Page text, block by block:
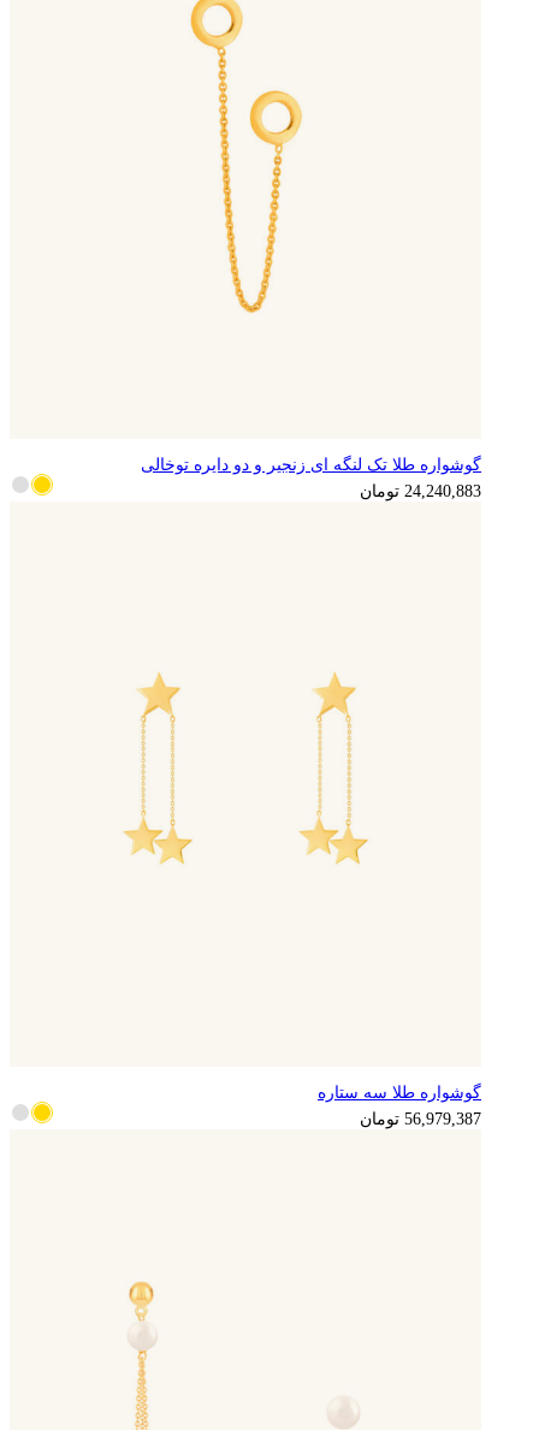
6,060,221 تومان
گوشواره طلا تک لنگه ای زنجیر و دو دایره توخالی
24,240,883 تومان
14,244,847 تومان
گوشواره طلا سه ستاره
56,979,387 تومان